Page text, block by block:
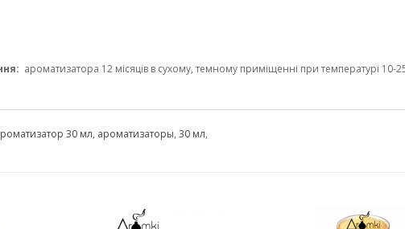
ароматизатора 12 місяців в сухому, темному приміщенні при температурі 10-
30 мл, ароматизаторы, 30 мл,